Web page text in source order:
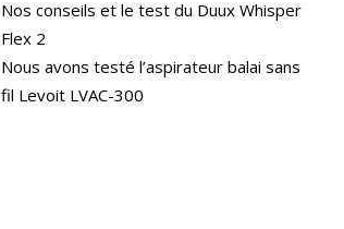
Nos conseils et le test du Duux Whisper
Flex 2
Nous avons testé l’aspirateur balai sans
fil Levoit LVAC-300